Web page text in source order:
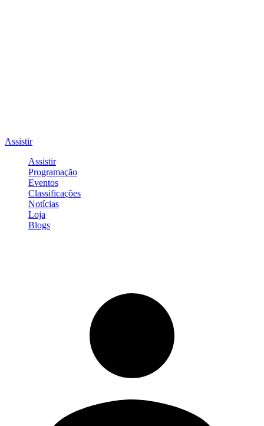
Assistir
Assistir
Programação
Eventos
Classificações
Notícias
Loja
Blogs